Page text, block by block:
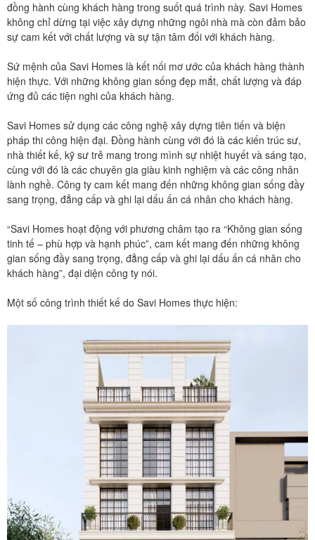
đồng hành cùng khách hàng trong suốt quá trình này. Savi Homes
không chỉ dừng tại việc xây dựng những ngôi nhà mà còn đảm bảo
sự cam kết với chất lượng và sự tận tâm đối với khách hàng.
Sứ mệnh của Savi Homes là kết nối mơ ước của khách hàng thành
hiện thực. Với những không gian sống đẹp mắt, chất lượng và đáp
ứng đủ các tiện nghi của khách hàng.
Savi Homes sử dụng các công nghệ xây dựng tiên tiến và biện
pháp thi công hiện đại. Đồng hành cùng với đó là các kiến trúc sư,
nhà thiết kế, kỹ sư trẻ mang trong mình sự nhiệt huyết và sáng tạo,
cùng với đó là các chuyên gia giàu kinh nghiệm và các công nhân
lành nghề. Công ty cam kết mang đến những không gian sống đầy
sang trọng, đẳng cấp và ghi lại dấu ấn cá nhân cho khách hàng.
“Savi Homes hoạt động với phương châm tạo ra “Không gian sống
tinh tế – phù hợp và hạnh phúc”, cam kết mang đến những không
gian sống đầy sang trọng, đẳng cấp và ghi lại dấu ấn cá nhân cho
khách hàng”, đại diện công ty nói.
Một số công trình thiết kế do Savi Homes thực hiện: